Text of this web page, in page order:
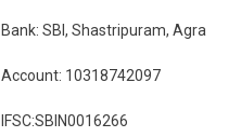
Bank: SBI, Shastripuram, Agra
Account: 10318742097
IFSC:SBIN0016266